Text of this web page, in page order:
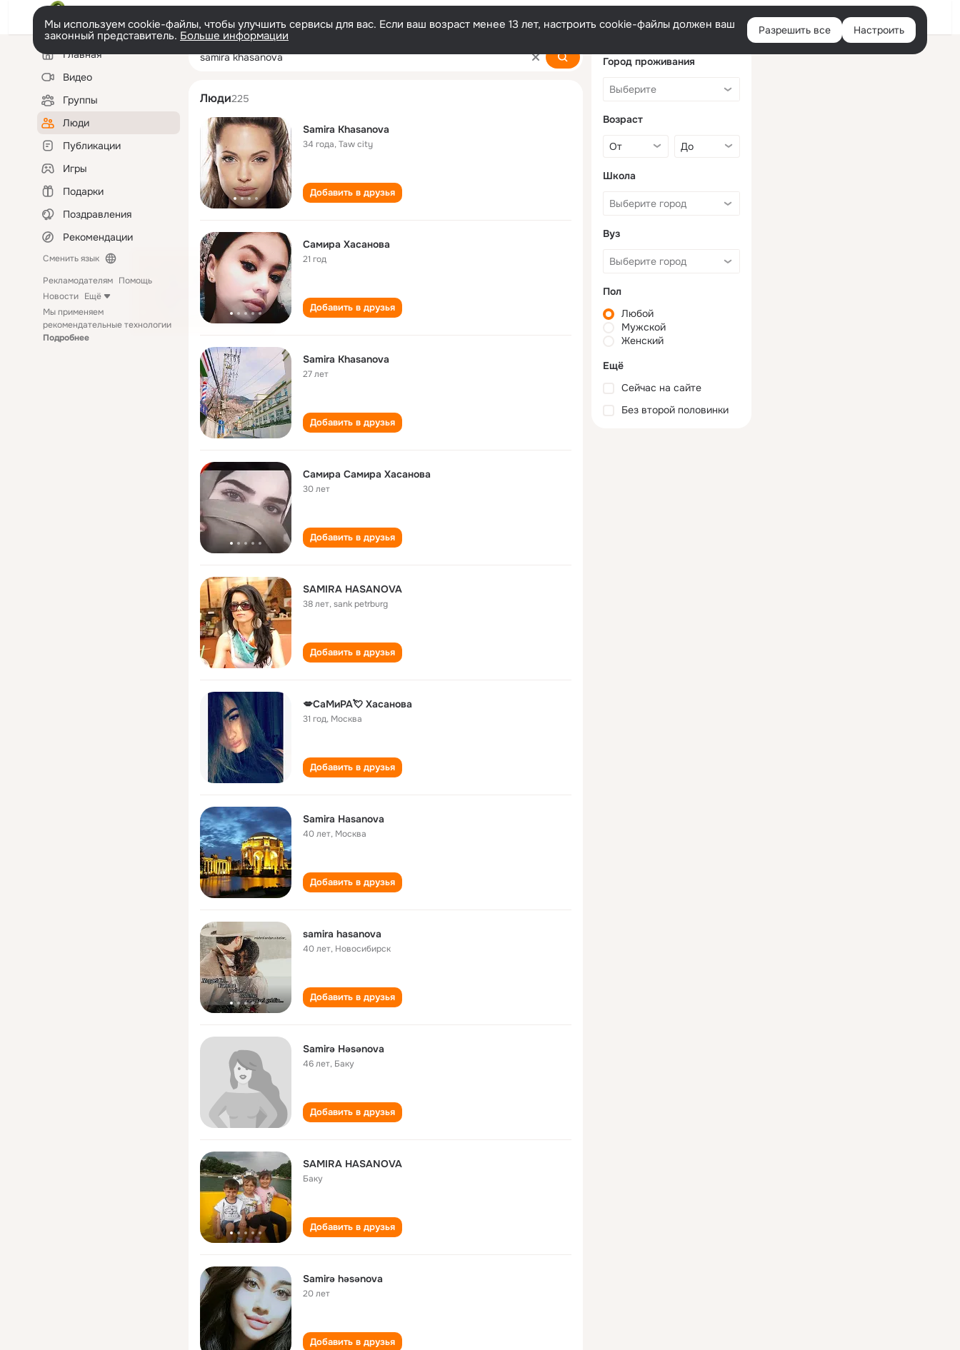
Войти
Мы используем cookie-файлы, чтобы улучшить сервисы для вас. Если ваш возраст менее 13 лет, настроить cookie-файлы должен ваш
законный представитель. Больше информации Разрешить все Настроить
Левая
колонкаГлавная
Видео
Группы
Люди
Публикации
Игры
Подарки
Поздравления
Рекомендации
Сменить язык
Рекламодателям Помощь
Новости Ещё
Мы применяем
рекомендательные технологии
Подробнее
samira khasanova
Люди225
Samira Khasanova
34 года,Taw city
Добавить в друзья
Самира Хасанова
21 год
Добавить в друзья
Samira Khasanova
27 лет
Добавить в друзья
Самира Самира Хасанова
30 лет
Добавить в друзья
SAMIRA HASANOVA
38 лет,sank petrburg
Добавить в друзья
💋СаМиРА💘 Хасанова
31 год, Москва
Добавить в друзья
Samira Hasanova
40 лет, Москва
Добавить в друзья
samira hasanova
40 лет, Новосибирск
Добавить в друзья
Samirə Həsənova
46 лет, Баку
Добавить в друзья
SAMIRA HASANOVA
Баку
Добавить в друзья
Samirə həsənova
20 лет
Добавить в друзья
Город проживания
Возраст
Школа
Вуз
Пол
Любой
Мужской
Женский
Ещё
Сейчас на сайте
Без второй половинки